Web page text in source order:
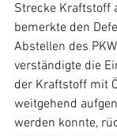
Strecke Kraftstoff
bemerkte den
Abstellen des
verständigte die
der Kraftstoff mit
weitgehend
werden konnte,